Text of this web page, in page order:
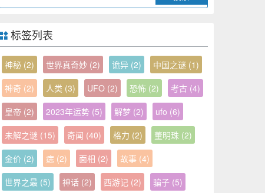
标签列表
神秘 (2) 世界真奇妙 (2) 诡异 (2) 中国之谜 (1)
神奇 (2) 人类 (3) UFO (2) 恐怖 (2) 考古 (4)
皇帝 (2) 2023年运势 (5) 解梦 (2) ufo (6)
未解之谜 (15) 奇闻 (40) 格力 (2) 董明珠 (2)
金价 (2) 痣 (2) 面相 (2) 故事 (4)
世界之最 (5) 神话 (2) 西游记 (2) 骗子 (5)